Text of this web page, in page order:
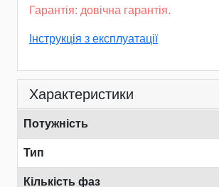
Гарантія: довічна гарантія.
Інструкція з експлуатації
Характеристики
Потужність
Тип
Кількість фаз